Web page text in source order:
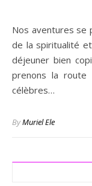
Nos aventures se poursuivent ce 3ème jour, sous le signe
de la spiritualité
déjeuner bien
prenons la route
célèbres…
ByMuriel Ele